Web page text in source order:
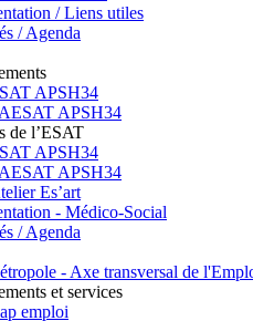
/ Liens utiles
/ Agenda
APSH34
APSH34
de l’ESAT
APSH34
APSH34
Es’art
- Médico-Social
/ Agenda
- Axe transversal de
et services
emploi